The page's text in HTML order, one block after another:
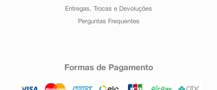
Entregas, Trocas e Devoluções
Perguntas Frequentes
Formas de Pagamento